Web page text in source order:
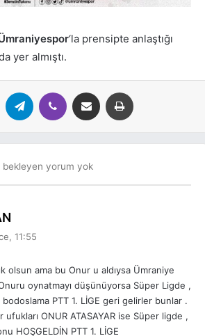
‘la prensipte anlaştığı
yer almıştı.
WhatsAppTelegram Viber E-posta ile paylaş
bekleyen yorum yok
:
11:55
olsun ama bu Onur u aldıysa Ümraniye
Onuru oynatmayı düşünüyorsa Süper Ligde ,
bodoslama PTT 1. LİGE geri gelirler bunlar .
ufukları ONUR ATASAYAR ise Süper ligde ,
HOŞGELDİN PTT 1. LİGE